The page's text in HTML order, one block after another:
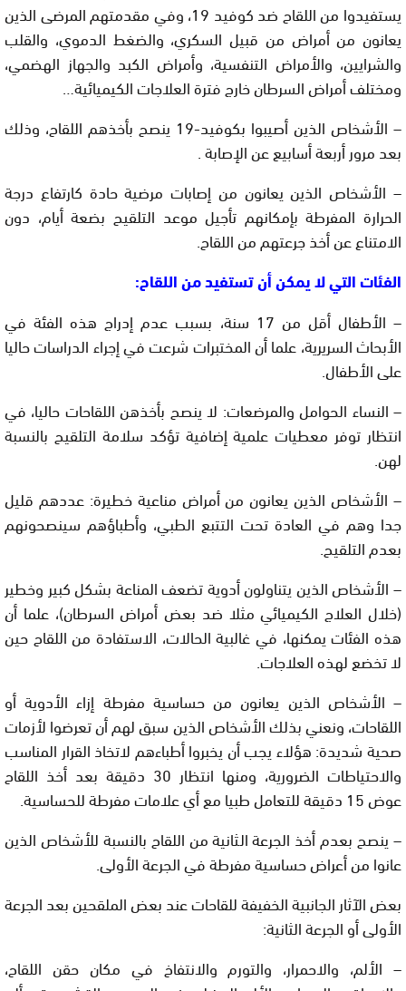
يستفيدوا من اللقاح ضد كوفيد 19، وفي مقدمتهم المرضى الذين
يعانون من أمراض من قبيل السكري، والضغط الدموي، والقلب
والشرايين، والأمراض التنفسية، وأمراض الكبد والجهاز الهضمي،
ومختلف أمراض السرطان خارج فترة العلاجات الكيميائية…
– الأشخاص الذين أصيبوا بكوفيد-19 ينصح بأخذهم اللقاح، وذلك
بعد مرور أربعة أسابيع عن الإصابة .
– الأشخاص الذين يعانون من إصابات مرضية حادة كارتفاع درجة
الحرارة المفرطة بإمكانهم تأجيل موعد التلقيح بضعة أيام، دون
الامتناع عن أخذ جرعتهم من اللقاح.
الفئات التي لا يمكن أن تستفيد من اللقاح:
– الأطفال أقل من 17 سنة، بسبب عدم إدراج هذه الفئة في
الأبحاث السريرية، علما أن المختبرات شرعت في إجراء الدراسات حاليا
على الأطفال.
– النساء الحوامل والمرضعات: لا ينصح بأخذهن اللقاحات حاليا، في
انتظار توفر معطيات علمية إضافية تؤكد سلامة التلقيح بالنسبة
لهن.
– الأشخاص الذين يعانون من أمراض مناعية خطيرة: عددهم قليل
جدا وهم في العادة تحت التتبع الطبي، وأطباؤهم سينصحونهم
بعدم التلقيح.
– الأشخاص الذين يتناولون أدوية تضعف المناعة بشكل كبير وخطير
(خلال العلاج الكيميائي مثلا ضد بعض أمراض السرطان)، علما أن
هذه الفئات يمكنها، في غالبية الحالات، الاستفادة من اللقاح حين
لا تخضع لهذه العلاجات.
– الأشخاص الذين يعانون من حساسية مفرطة إزاء الأدوية أو
اللقاحات، ونعني بذلك الأشخاص الذين سبق لهم أن تعرضوا لأزمات
صحية شديدة: هؤلاء يجب أن يخبروا أطباءهم لاتخاذ القرار المناسب
والاحتياطات الضرورية، ومنها انتظار 30 دقيقة بعد أخذ اللقاح
عوض 15 دقيقة للتعامل طبيا مع أي علامات مفرطة للحساسية.
– ينصح بعدم أخذ الجرعة الثانية من اللقاح بالنسبة للأشخاص الذين
عانوا من أعراض حساسية مفرطة في الجرعة الأولى.
بعض الآثار الجانبية الخفيفة للقاحات عند بعض الملقحين بعد الجرعة
الأولى أو الجرعة الثانية:
– الألم، والاحمرار، والتورم والانتفاخ في مكان حقن اللقاح،